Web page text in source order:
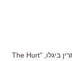
שחקן משנה: סרט: "The Hurt Locker". בימוי: קתרין ביגלו, "The Hurt